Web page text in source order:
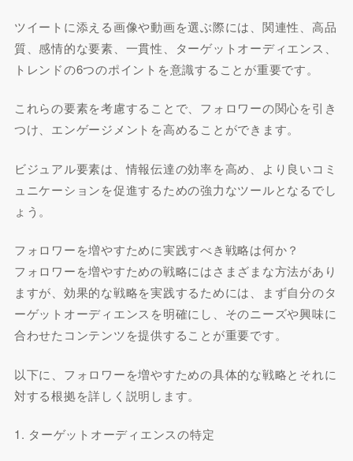
ツイートに添える画像や動画を選ぶ際には、関連性、高品
質、感情的な要素、一貫性、ターゲットオーディエンス、
トレンドの6つのポイントを意識することが重要です。
これらの要素を考慮することで、フォロワーの関心を引き
つけ、エンゲージメントを高めることができます。
ビジュアル要素は、情報伝達の効率を高め、より良いコミ
ュニケーションを促進するための強力なツールとなるでし
ょう。
フォロワーを増やすために実践すべき戦略は何か？
フォロワーを増やすための戦略にはさまざまな方法があり
ますが、効果的な戦略を実践するためには、まず自分のタ
ーゲットオーディエンスを明確にし、そのニーズや興味に
合わせたコンテンツを提供することが重要です。
以下に、フォロワーを増やすための具体的な戦略とそれに
対する根拠を詳しく説明します。
1. ターゲットオーディエンスの特定